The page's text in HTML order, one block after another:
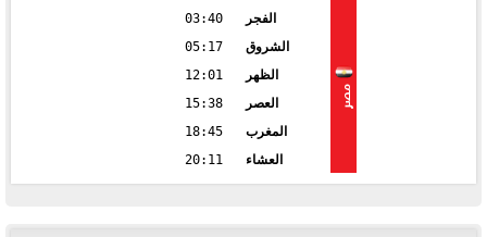
مصر
الفجر
03:40
الشروق
05:17
الظهر
12:01
العصر
15:38
المغرب
18:45
العشاء
20:11